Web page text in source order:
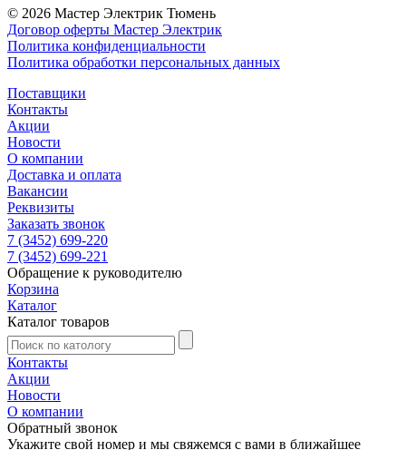
© 2026 Мастер Электрик Тюмень
Договор оферты Мастер Электрик
Политика конфиденциальности
Политика обработки персональных данных
Поставщики
Контакты
Акции
Новости
О компании
Доставка и оплата
Вакансии
Реквизиты
Заказать звонок
7 (3452) 699-220
7 (3452) 699-221
Обращение к руководителю
Корзина
Каталог
Каталог товаров
Контакты
Акции
Новости
О компании
Обратный звонок
Укажите свой номер и мы свяжемся с вами в ближайшее